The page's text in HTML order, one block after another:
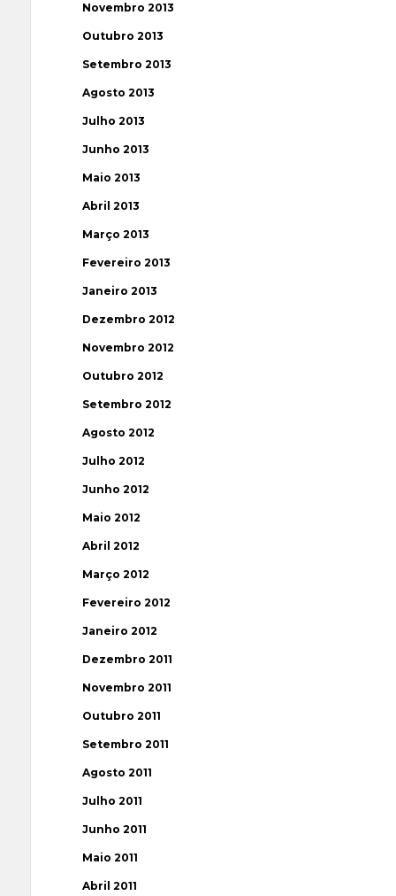
Novembro 2013
Outubro 2013
Setembro 2013
Agosto 2013
Julho 2013
Junho 2013
Maio 2013
Abril 2013
Março 2013
Fevereiro 2013
Janeiro 2013
Dezembro 2012
Novembro 2012
Outubro 2012
Setembro 2012
Agosto 2012
Julho 2012
Junho 2012
Maio 2012
Abril 2012
Março 2012
Fevereiro 2012
Janeiro 2012
Dezembro 2011
Novembro 2011
Outubro 2011
Setembro 2011
Agosto 2011
Julho 2011
Junho 2011
Maio 2011
Abril 2011